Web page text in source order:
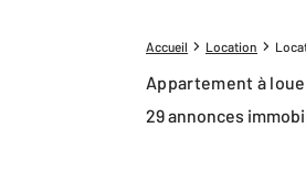
Accueil Location
Appartement à
29 annonces